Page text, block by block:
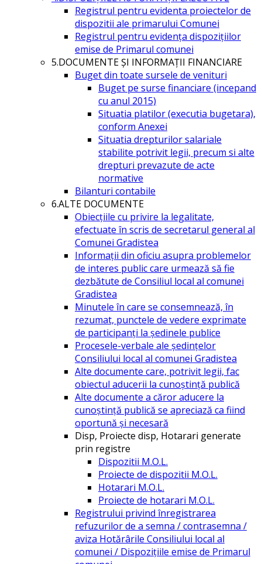
Registrul pentru evidenta proiectelor de
dispozitii ale primarului Comunei
Registrul pentru evidența dispozițiilor
emise de Primarul comunei
5.DOCUMENTE ŞI INFORMAŢII FINANCIARE
Buget din toate sursele de venituri
Buget pe surse financiare (incepand
cu anul 2015)
Situatia platilor (executia bugetara),
conform Anexei
Situatia drepturilor salariale
stabilite potrivit legii, precum si alte
drepturi prevazute de acte
normative
Bilanturi contabile
6.ALTE DOCUMENTE
Obiecțiile cu privire la legalitate,
efectuate în scris de secretarul general al
Comunei Gradistea
Informații din oficiu asupra problemelor
de interes public care urmează să fie
dezbătute de Consiliul local al comunei
Gradistea
Minutele în care se consemnează, în
rezumat, punctele de vedere exprimate
de participanți la ședinele publice
Procesele-verbale ale ședințelor
Consiliului local al comunei Gradistea
Alte documente care, potrivit legii, fac
obiectul aducerii la cunoștință publică
Alte documente a căror aducere la
cunoștință publică se apreciază ca fiind
oportună și necesară
Disp, Proiecte disp, Hotarari generate
prin registre
Dispozitii M.O.L.
Proiecte de dispozitii M.O.L.
Hotarari M.O.L.
Proiecte de hotarari M.O.L.
Registrului privind înregistrarea
refuzurilor de a semna / contrasemna /
aviza Hotărârile Consiliului local al
comunei / Dispozițiile emise de Primarul